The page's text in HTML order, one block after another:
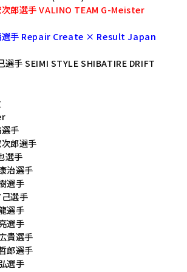
郎選手 VALINO TEAM G-Meister
選手 Repair Create × Result Japan
選手 SEIMI STYLE SHIBATIRE DRIFT
手
郎選手
選手
治選手
選手
選手
選手
選手
貴選手
郎選手
選手